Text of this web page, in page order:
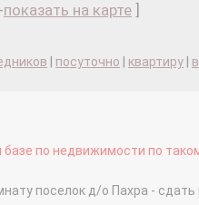
-показать на карте
посуточно квартиру
по недвижимости по
поселок д/о Пахра -